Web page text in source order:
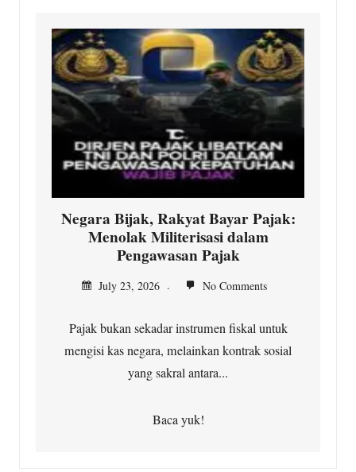
Negara Bijak, Rakyat Bayar Pajak:
Menolak Militerisasi dalam
Pengawasan Pajak
July 23, 2026 No Comments
Pajak bukan sekadar instrumen fiskal untuk
mengisi kas negara, melainkan kontrak sosial
yang sakral antara...
Baca yuk!